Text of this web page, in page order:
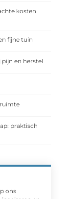
kosten
fijne tuin
en herstel
praktisch
ons